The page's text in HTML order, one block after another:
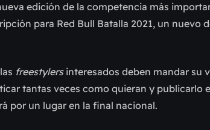
edición de la competencia más
para Red Bull Batalla 2021, un nuevo
freestylersinteresados deben mandar su
tantas veces como quieran y
por un lugar en la final nacional.